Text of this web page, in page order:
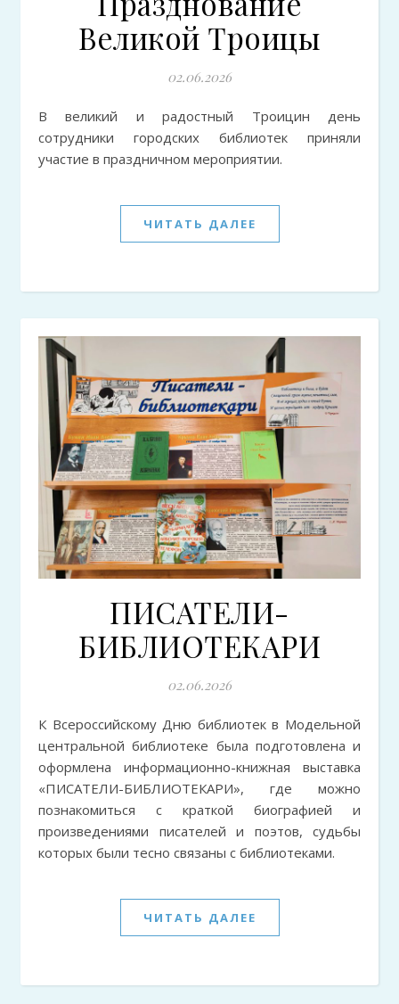
Великой Троицы
02.06.2026
В великий и радостный Троицин день
сотрудники городских библиотек приняли
участие в праздничном мероприятии.
ЧИТАТЬ ДАЛЕЕ
ПИСАТЕЛИ-
БИБЛИОТЕКАРИ
02.06.2026
К Всероссийскому Дню библиотек в Модельной
центральной библиотеке была подготовлена и
оформлена информационно-книжная выставка
«ПИСАТЕЛИ-БИБЛИОТЕКАРИ», где можно
познакомиться с краткой биографией и
произведениями писателей и поэтов, судьбы
которых были тесно связаны с библиотеками.
ЧИТАТЬ ДАЛЕЕ